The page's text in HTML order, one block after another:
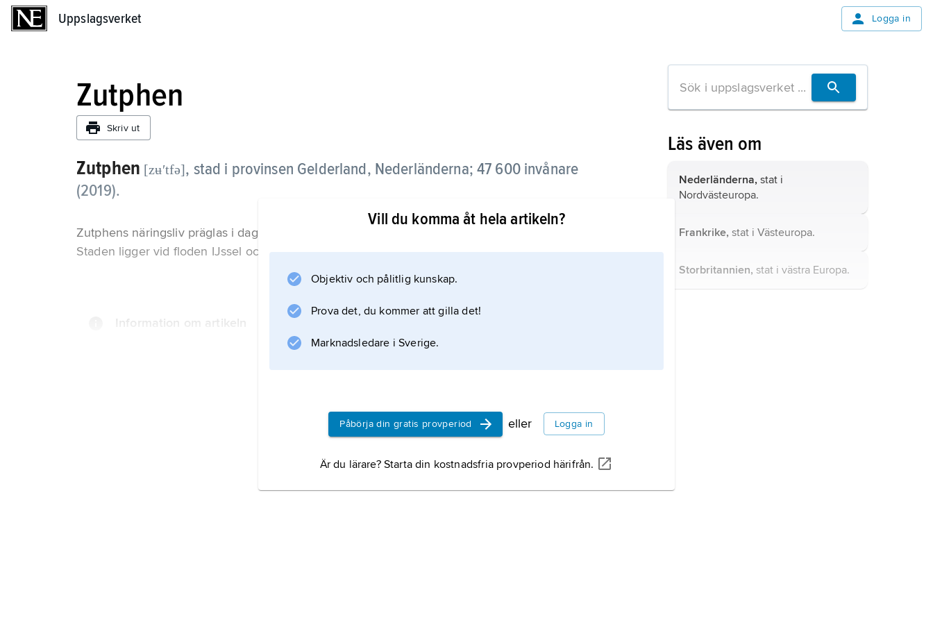
Uppslagsverket Logga in
Zutphen
Skriv ut
Zutphen [zʉʹtfə], stad i provinsen Gelderland, Nederländerna; 47 600 invånare
(2019).
Zutphens näringsliv präglas i dag av kemisk-medicinsk tillverkning samt maskinindustri.
Staden ligger vid floden IJssel och har ett flertal medeltida kulturbyggnader.
Information om artikeln
Vill du komma åt hela artikeln?
Objektiv och pålitlig kunskap.
Prova det, du kommer att gilla det!
Marknadsledare i Sverige.
Påbörja din gratis provperiod eller Logga in
Är du lärare? Starta din kostnadsfria provperiod härifrån.
Läs även om
Nederländerna, stat i
Nordvästeuropa.
Frankrike, stat i Västeuropa.
Storbritannien, stat i västra Europa.